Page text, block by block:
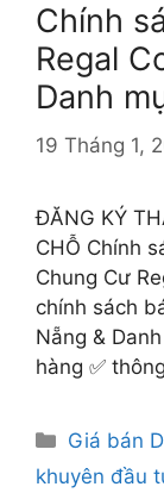
Chính
Regal
Danh
19 Tháng 1,
ĐĂNG KÝ
CHỖ Chính
Chung Cư
chính sách
Nẵng &
hàng ✅
Danh
mục
Giá bán
khuyên đầu